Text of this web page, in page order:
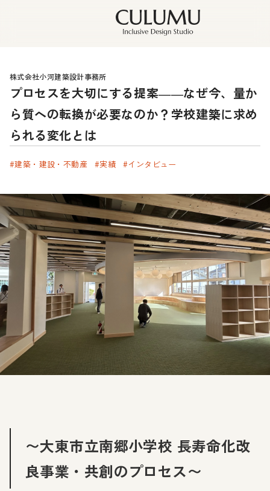
プロセスを大切にする提案――なぜ今、量か
ら質への転換が必要なのか？学校建築に求め
られる変化とは
株式会社小河建築設計事務所
#建築・建設・不動産 #実績 #インタビュー
〜大東市立南郷小学校 長寿命化改
良事業・共創のプロセス〜